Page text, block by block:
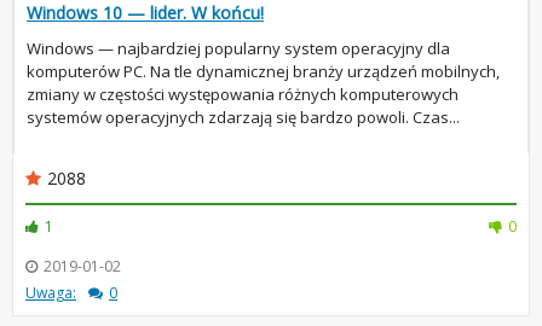
Windows 10 — lider. W końcu!
Windows — najbardziej popularny system operacyjny dla
komputerów PC. Na tle dynamicznej branży urządzeń mobilnych,
zmiany w częstości występowania różnych komputerowych
systemów operacyjnych zdarzają się bardzo powoli. Czas...
2088
1
0
2019-01-02
Uwaga:
0